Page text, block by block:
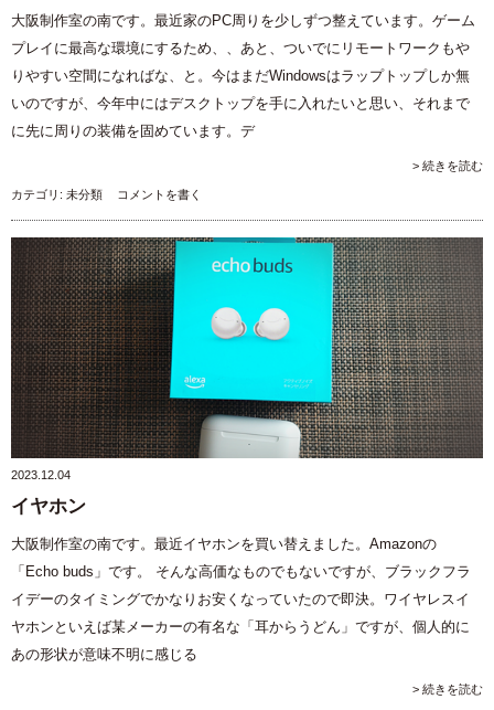
大阪制作室の南です。最近家のPC周りを少しずつ整えています。ゲーム
プレイに最高な環境にするため、、あと、ついでにリモートワークもや
りやすい空間になればな、と。今はまだWindowsはラップトップしか無
いのですが、今年中にはデスクトップを手に入れたいと思い、それまで
に先に周りの装備を固めています。デ
> 続きを読む
カテゴリ: 未分類 コメントを書く
2023.12.04
イヤホン
大阪制作室の南です。最近イヤホンを買い替えました。Amazonの
「Echo buds」です。 そんな高価なものでもないですが、ブラックフラ
イデーのタイミングでかなりお安くなっていたので即決。ワイヤレスイ
ヤホンといえば某メーカーの有名な「耳からうどん」ですが、個人的に
あの形状が意味不明に感じる
> 続きを読む